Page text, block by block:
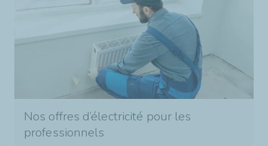
Nos offres d’électricité pour les
professionnels